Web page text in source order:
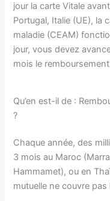
jour la carte Vitale
Portugal, Italie (UE), la
maladie (CEAM)
jour, vous devez
mois le
Qu’en est-il de :
?
Chaque année, des
3 mois au Maroc
Hammamet), ou en
mutuelle ne couvre